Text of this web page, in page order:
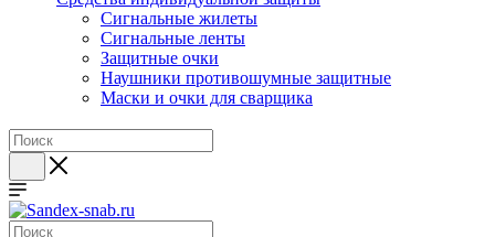
Сигнальные жилеты
Сигнальные ленты
Защитные очки
Наушники противошумные защитные
Маски и очки для сварщика